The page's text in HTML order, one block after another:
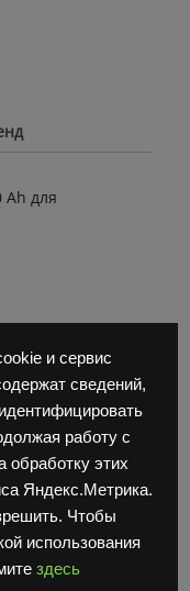
и сервис
сведений,
работу с
обработку этих
Яндекс.Метрика.
Чтобы
использования
здесь
Ah для